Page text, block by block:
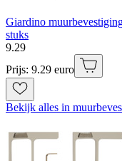
Giardino
stuks
9.29
Prijs: 9.29 euro
Bekijk alles in